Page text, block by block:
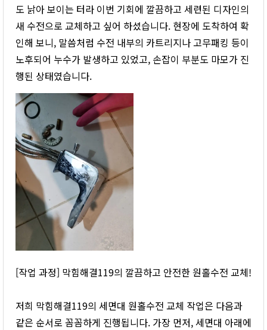
도 낡아 보이는 터라 이번 기회에 깔끔하고 세련된 디자인의
새 수전으로 교체하고 싶어 하셨습니다. 현장에 도착하여 확
인해 보니, 말씀처럼 수전 내부의 카트리지나 고무패킹 등이
노후되어 누수가 발생하고 있었고, 손잡이 부분도 마모가 진
행된 상태였습니다.
[작업 과정] 막힘해결119의 깔끔하고 안전한 원홀수전 교체!
저희 막힘해결119의 세면대 원홀수전 교체 작업은 다음과
같은 순서로 꼼꼼하게 진행됩니다. 가장 먼저, 세면대 아래에